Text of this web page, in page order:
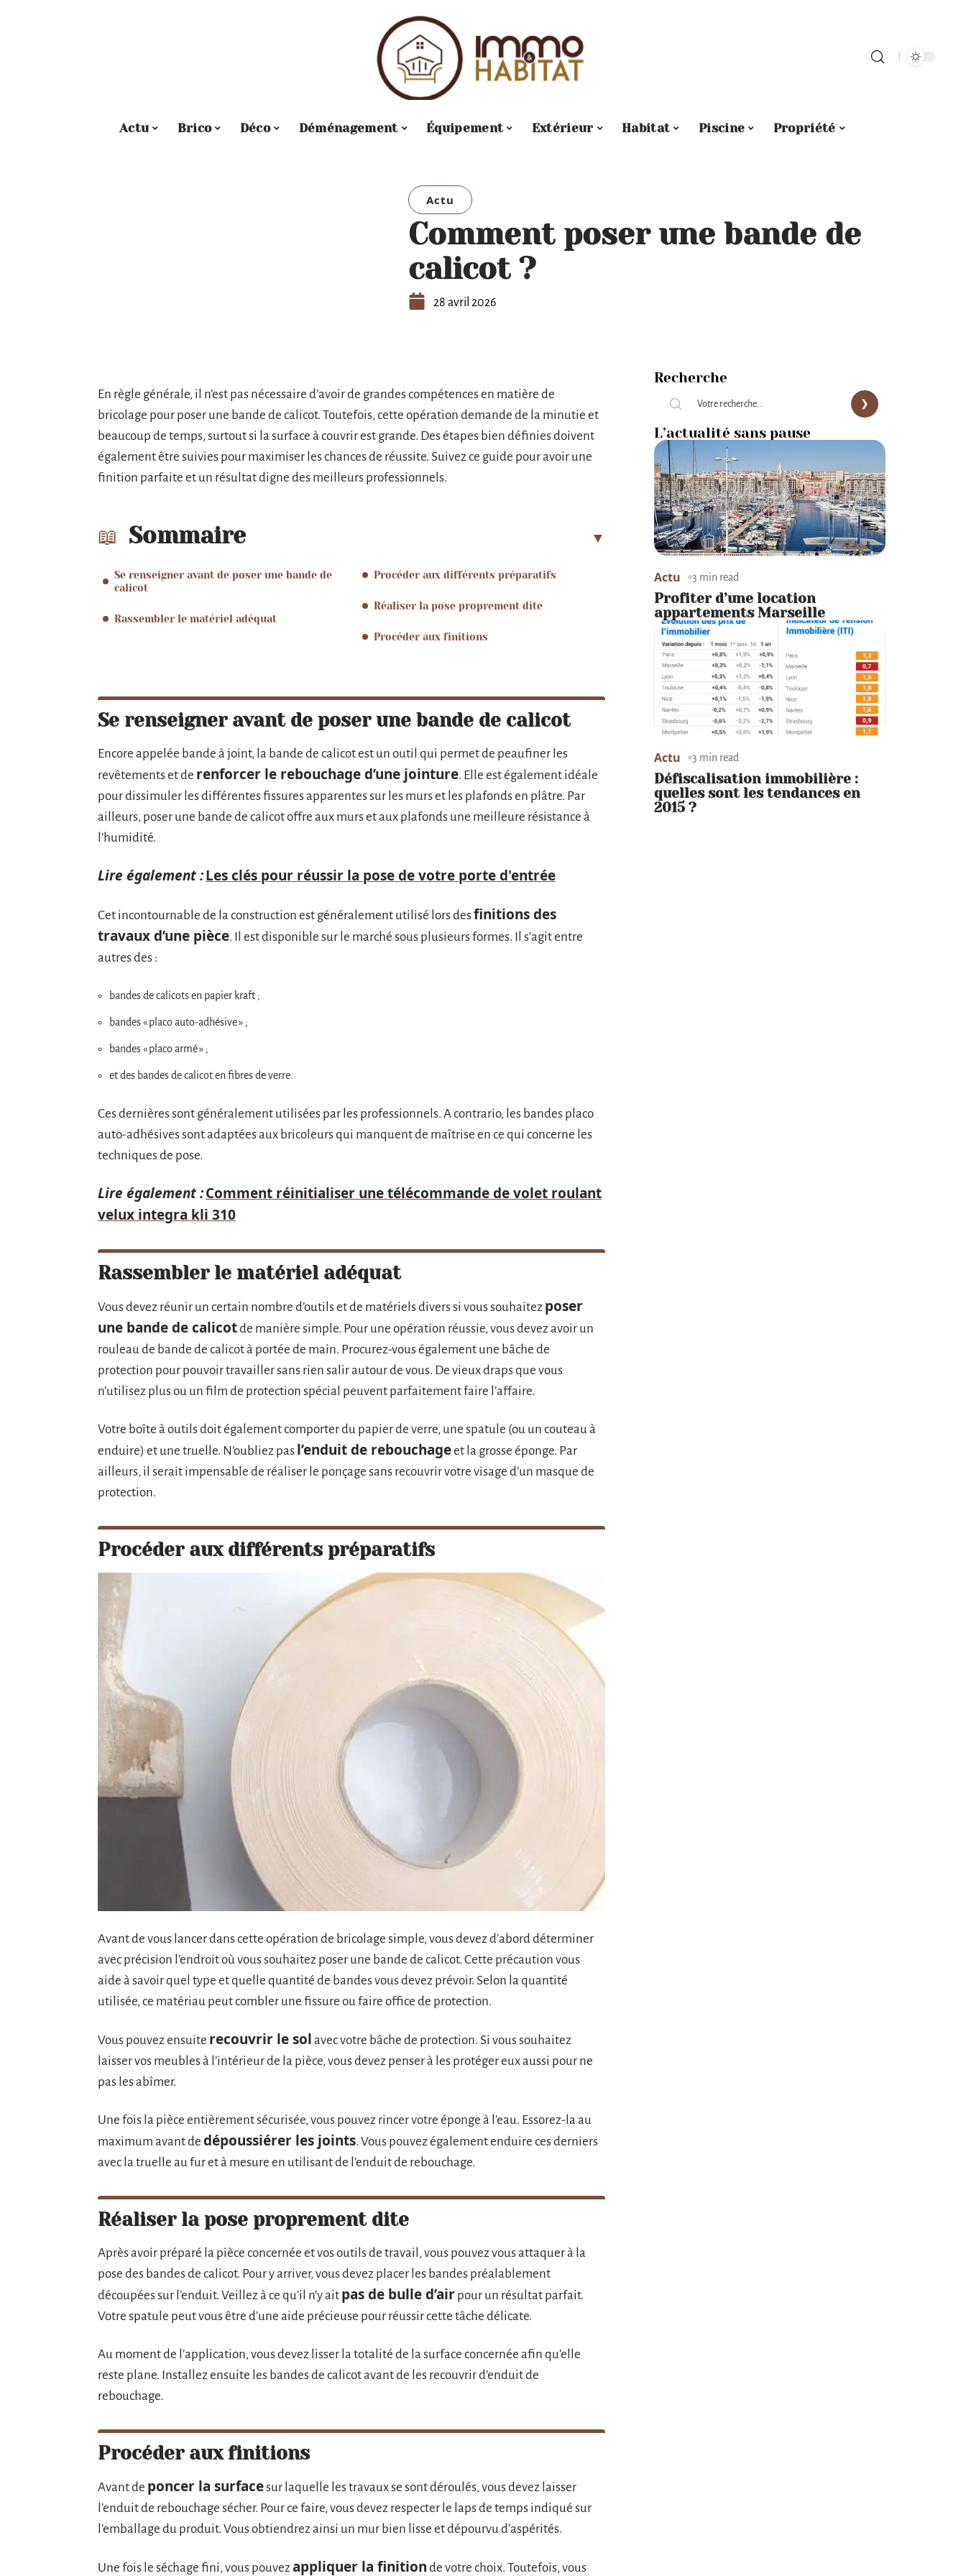
Actu Brico Déco Déménagement Équipement Extérieur Habitat Piscine Propriété
Actu
Comment poser une bande de
calicot ?
28 avril 2026
En règle générale, il n’est pas nécessaire d’avoir de grandes compétences en matière de
bricolage pour poser une bande de calicot. Toutefois, cette opération demande de la minutie et
beaucoup de temps, surtout si la surface à couvrir est grande. Des étapes bien définies doivent
également être suivies pour maximiser les chances de réussite. Suivez ce guide pour avoir une
finition parfaite et un résultat digne des meilleurs professionnels.
Sommaire
Se renseigner avant de poser une bande de
calicot
Rassembler le matériel adéquat
Procéder aux différents préparatifs
Réaliser la pose proprement dite
Procéder aux finitions
Se renseigner avant de poser une bande de calicot
Encore appelée bande à joint, la bande de calicot est un outil qui permet de peaufiner les
revêtements et de renforcer le rebouchage d’une jointure. Elle est également idéale
pour dissimuler les différentes fissures apparentes sur les murs et les plafonds en plâtre. Par
ailleurs, poser une bande de calicot offre aux murs et aux plafonds une meilleure résistance à
l’humidité.
Lire également :Les clés pour réussir la pose de votre porte d'entrée
Cet incontournable de la construction est généralement utilisé lors desfinitions des
travaux d’une pièce. Il est disponible sur le marché sous plusieurs formes. Il s’agit entre
autres des :
bandes de calicots en papier kraft ;
bandes « placo auto-adhésive » ;
bandes « placo armé » ;
et des bandes de calicot en fibres de verre.
Ces dernières sont généralement utilisées par les professionnels. A contrario, les bandes placo
auto-adhésives sont adaptées aux bricoleurs qui manquent de maîtrise en ce qui concerne les
techniques de pose.
Lire également :Comment réinitialiser une télécommande de volet roulant
velux integra kli 310
Rassembler le matériel adéquat
Vous devez réunir un certain nombre d’outils et de matériels divers si vous souhaitez poser
une bande de calicotde manière simple. Pour une opération réussie, vous devez avoir un
rouleau de bande de calicot à portée de main. Procurez-vous également une bâche de
protection pour pouvoir travailler sans rien salir autour de vous. De vieux draps que vous
n’utilisez plus ou un film de protection spécial peuvent parfaitement faire l’affaire.
Votre boîte à outils doit également comporter du papier de verre, une spatule (ou un couteau à
enduire) et une truelle. N’oubliez pas l’enduit de rebouchageet la grosse éponge. Par
ailleurs, il serait impensable de réaliser le ponçage sans recouvrir votre visage d’un masque de
protection.
Procéder aux différents préparatifs
Avant de vous lancer dans cette opération de bricolage simple, vous devez d’abord déterminer
avec précision l’endroit où vous souhaitez poser une bande de calicot. Cette précaution vous
aide à savoir quel type et quelle quantité de bandes vous devez prévoir. Selon la quantité
utilisée, ce matériau peut combler une fissure ou faire office de protection.
Vous pouvez ensuite recouvrir le sol avec votre bâche de protection. Si vous souhaitez
laisser vos meubles à l’intérieur de la pièce, vous devez penser à les protéger eux aussi pour ne
pas les abîmer.
Une fois la pièce entièrement sécurisée, vous pouvez rincer votre éponge à l’eau. Essorez-la au
maximum avant de dépoussiérer les joints. Vous pouvez également enduire ces derniers
avec la truelle au fur et à mesure en utilisant de l’enduit de rebouchage.
Réaliser la pose proprement dite
Après avoir préparé la pièce concernée et vos outils de travail, vous pouvez vous attaquer à la
pose des bandes de calicot. Pour y arriver, vous devez placer les bandes préalablement
découpées sur l’enduit. Veillez à ce qu’il n’y ait pas de bulle d’air pour un résultat parfait.
Votre spatule peut vous être d’une aide précieuse pour réussir cette tâche délicate.
Au moment de l’application, vous devez lisser la totalité de la surface concernée afin qu’elle
reste plane. Installez ensuite les bandes de calicot avant de les recouvrir d’enduit de
rebouchage.
Procéder aux finitions
Avant de poncer la surfacesur laquelle les travaux se sont déroulés, vous devez laisser
l’enduit de rebouchage sécher. Pour ce faire, vous devez respecter le laps de temps indiqué sur
l’emballage du produit. Vous obtiendrez ainsi un mur bien lisse et dépourvu d’aspérités.
Une fois le séchage fini, vous pouvez appliquer la finition de votre choix. Toutefois, vous
Recherche
L’actualité sans pause
Actu 3 min read
Profiter d’une location
appartements Marseille
Actu 3 min read
Défiscalisation immobilière :
quelles sont les tendances en
2015 ?